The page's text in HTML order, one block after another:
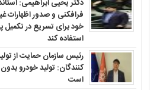
دکتر یحیی ابراهیمی:
فرافکنی و صدور اظهارات
خود برای تسریع در تکمیل
استفاده کند
رئیس سازمان حمایت از
کنندگان: تولید خودرو
است